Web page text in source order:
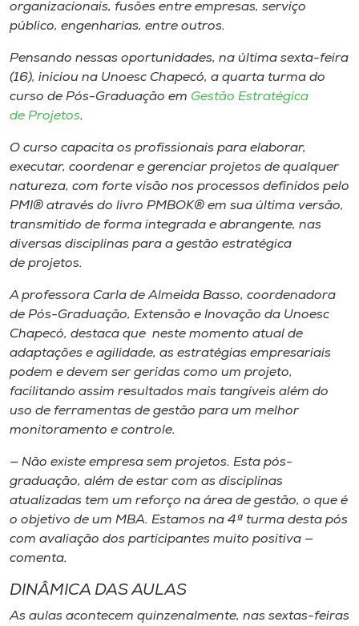
organizacionais, fusões entre empresas, serviço
público, engenharias, entre outros.
Pensando nessas oportunidades, na última sexta-feira
(16), iniciou na Unoesc Chapecó, a quarta turma do
curso de Pós-Graduação em Gestão Estratégica
de Projetos.
O curso capacita os profissionais para elaborar,
executar, coordenar e gerenciar projetos de qualquer
natureza, com forte visão nos processos definidos pelo
PMI® através do livro PMBOK® em sua última versão,
transmitido de forma integrada e abrangente, nas
diversas disciplinas para a gestão estratégica
de projetos.
A professora Carla de Almeida Basso, coordenadora
de Pós-Graduação, Extensão e Inovação da Unoesc
Chapecó, destaca que neste momento atual de
adaptações e agilidade, as estratégias empresariais
podem e devem ser geridas como um projeto,
facilitando assim resultados mais tangíveis além do
uso de ferramentas de gestão para um melhor
monitoramento e controle.
— Não existe empresa sem projetos. Esta pós-
graduação, além de estar com as disciplinas
atualizadas tem um reforço na área de gestão, o que é
o objetivo de um MBA. Estamos na 4ª turma desta pós
com avaliação dos participantes muito positiva —
comenta.
DINÂMICA DAS AULAS
As aulas acontecem quinzenalmente, nas sextas-feiras